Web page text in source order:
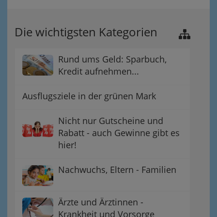
Die wichtigsten Kategorien
Rund ums Geld: Sparbuch,
Kredit aufnehmen...
Ausflugsziele in der grünen Mark
Nicht nur Gutscheine und
Rabatt - auch Gewinne gibt es
hier!
Nachwuchs, Eltern - Familien
Ärzte und Ärztinnen -
Krankheit und Vorsorge